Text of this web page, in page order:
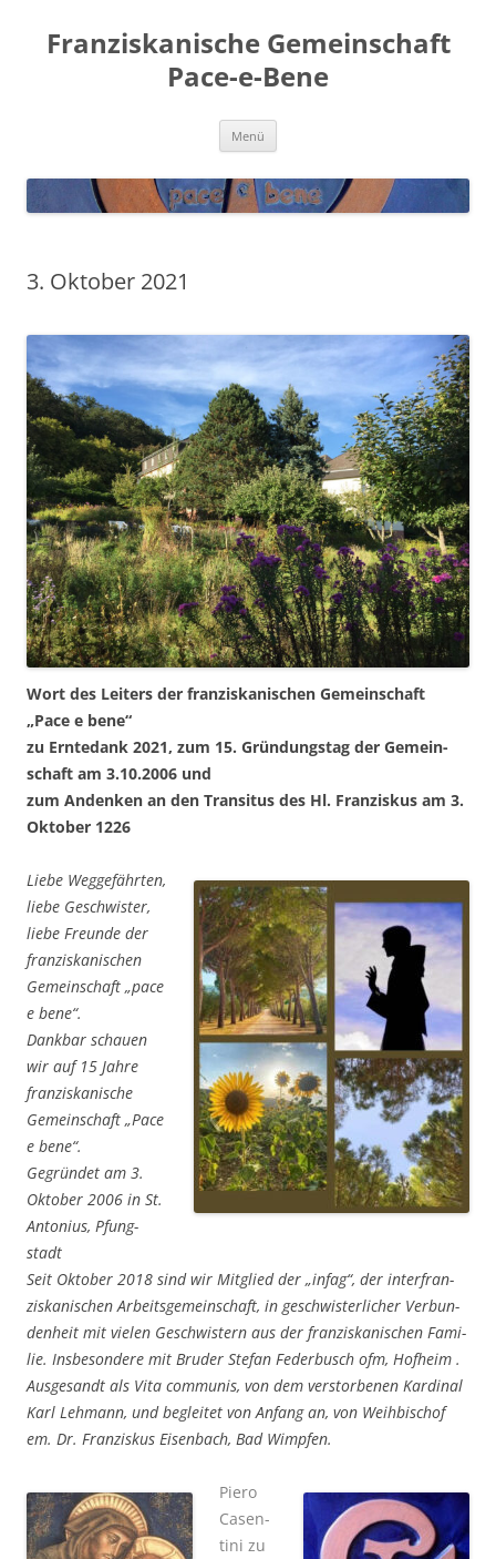
Franziskanische Gemeinschaft
Pace-e-Bene
Menü
3. Oktober 2021
Wort des Lei­ters der fran­zis­ka­ni­schen Gemein­schaft
„Pace e bene“
zu Ern­te­dank 2021, zum 15. Grün­dungs­tag der Gemein­
schaft am 3.10.2006 und
zum Andenken an den Tran­si­tus des Hl. Fran­zis­kus am 3.
Okto­ber 1226
Lie­be Weg­ge­fähr­ten,
lie­be Geschwis­ter,
lie­be Freun­de der
fran­zis­ka­ni­schen
Gemein­schaft „pace
e bene“.
Dank­bar schau­en
wir auf 15 Jah­re
fran­zis­ka­ni­sche
Gemein­schaft „Pace
e bene“.
Gegrün­det am 3.
Okto­ber 2006 in St.
Anto­ni­us, Pfung­
stadt
Seit Okto­ber 2018 sind wir Mit­glied der „infag“, der inter­fran­
zis­ka­ni­schen Arbeits­ge­mein­schaft, in geschwis­ter­li­cher Ver­bun­
den­heit mit vie­len Geschwis­tern aus der fran­zis­ka­ni­schen Fami­
lie. Ins­be­son­de­re mit Bru­der Ste­fan Feder­busch ofm, Hof­heim .
Aus­ge­sandt als Vita com­mu­nis, von dem ver­stor­be­nen Kar­di­nal
Karl Leh­mann, und beglei­tet von Anfang an, von Weih­bi­schof
em. Dr. Fran­zis­kus Eisen­bach, Bad Wimp­fen.
Pie­ro
Casen­
ti­ni zu